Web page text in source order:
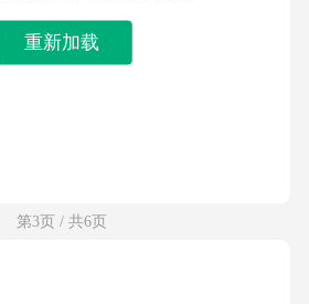
重新加载
第3页 / 共6页